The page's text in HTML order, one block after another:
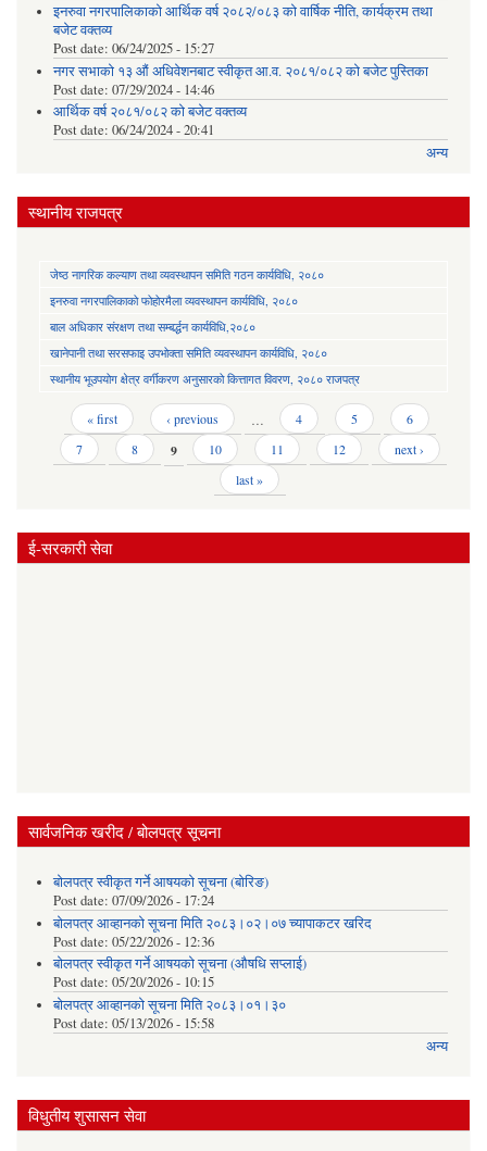
इनरुवा नगरपालिकाको आर्थिक वर्ष २०८२/०८३ को वार्षिक नीति, कार्यक्रम तथा
बजेट वक्तव्य
Post date: 06/24/2025 - 15:27
नगर सभाको १३ औं अधिवेशनबाट स्वीकृत आ.व. २०८१/०८२ को बजेट पुस्तिका
Post date: 07/29/2024 - 14:46
आर्थिक वर्ष २०८१/०८२ को बजेट वक्तव्य
Post date: 06/24/2024 - 20:41
अन्य
स्थानीय राजपत्र
जेष्ठ नागरिक कल्याण तथा व्यवस्थापन समिति गठन कार्यविधि, २०८०
इनरुवा नगरपालिकाको फोहोरमैला व्यवस्थापन कार्यविधि, २०८०
बाल अधिकार संरक्षण तथा सम्बर्द्धन कार्यविधि,२०८०
खानेपानी तथा सरसफाइ उपभोक्ता समिति व्यवस्थापन कार्यविधि, २०८०
स्थानीय भूउपयोग क्षेत्र वर्गीकरण अनुसारको कित्तागत विवरण, २०८० राजपत्र
Pages « first ‹ previous … 4 5
6
7
8 9 10 11 12
next ›
last »
ई-सरकारी सेवा
सार्वजनिक खरीद / बोलपत्र सूचना
बोलपत्र स्वीकृत गर्ने आषयको सूचना (बोरिङ)
Post date: 07/09/2026 - 17:24
बोलपत्र आव्हानको सूचना मिति २०८३।०२।०७ च्यापाकटर खरिद
Post date: 05/22/2026 - 12:36
बोलपत्र स्वीकृत गर्ने आषयको सूचना (औषधि सप्लाई)
Post date: 05/20/2026 - 10:15
बोलपत्र आव्हानको सूचना मिति २०८३।०१।३०
Post date: 05/13/2026 - 15:58
अन्य
विधुतीय शुसासन सेवा